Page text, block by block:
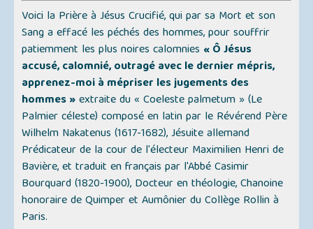
Voici la Prière à Jésus Crucifié, qui par sa Mort et son
Sang a effacé les péchés des hommes, pour souffrir
patiemment les plus noires calomnies « Ô Jésus
accusé, calomnié, outragé avec le dernier mépris,
apprenez-moi à mépriser les jugements des
hommes »extraite du« Coeleste palmetum » (Le
Palmier céleste) composé en latin par le Révérend Père
Wilhelm Nakatenus (1617-1682), Jésuite allemand
Prédicateur de la cour de l'électeur Maximilien Henri de
Bavière, et traduit en français par l'Abbé Casimir
Bourquard (1820-1900), Docteur en théologie, Chanoine
honoraire de Quimper et Aumônier du Collège Rollin à
Paris.